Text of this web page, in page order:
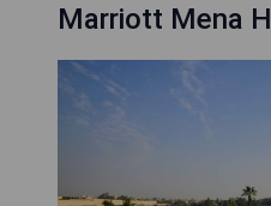
Marriott Mena